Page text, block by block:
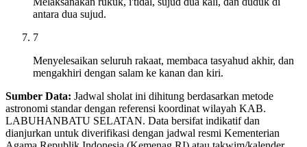
antara dua sujud.
7
Menyelesaikan seluruh rakaat, membaca tasyahud akhir, dan
mengakhiri dengan salam ke kanan dan kiri.
Sumber Data: Jadwal sholat ini dihitung berdasarkan metode
astronomi standar dengan referensi koordinat wilayah KAB.
LABUHANBATU SELATAN. Data bersifat indikatif dan
dianjurkan untuk diverifikasi dengan jadwal resmi Kementerian